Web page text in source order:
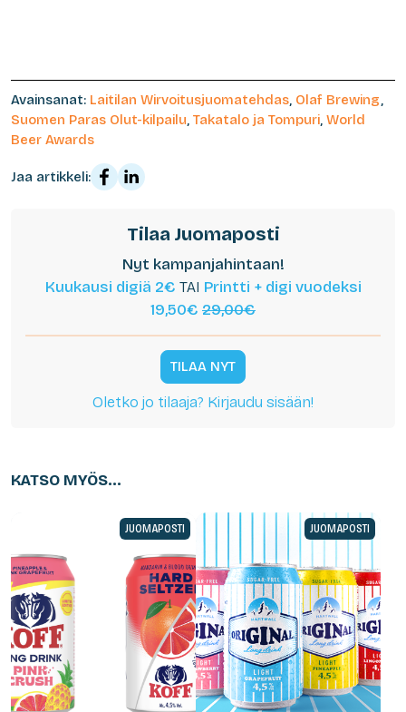
Avainsanat: Laitilan Wirvoitusjuomatehdas, Olaf Brewing,
Suomen Paras Olut-kilpailu, Takatalo ja Tompuri, World
Beer Awards
Jaa artikkeli:
Tilaa Juomaposti
Nyt kampanjahintaan!
Kuukausi digiä 2€ TAI Printti + digi vuodeksi
19,50€ 29,00€
TILAA NYT
Oletko jo tilaaja? Kirjaudu sisään!
KATSO MYÖS...
JUOMAPOSTI JUOMAPOSTI